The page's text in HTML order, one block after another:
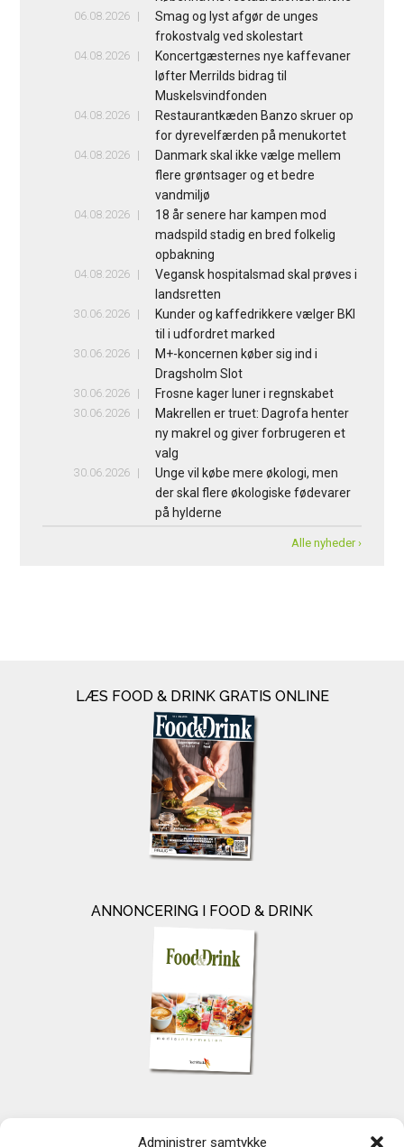
Administrer samtykke
06.08.2026
Smag og lyst afgør de unges
frokostvalg ved skolestart
04.08.2026
Koncertgæsternes nye kaffevaner
løfter Merrilds bidrag til
Muskelsvindfonden
04.08.2026
Restaurantkæden Banzo skruer op
for dyrevelfærden på menukortet
04.08.2026
Danmark skal ikke vælge mellem
flere grøntsager og et bedre
vandmiljø
04.08.2026
18 år senere har kampen mod
madspild stadig en bred folkelig
opbakning
04.08.2026
Vegansk hospitalsmad skal prøves i
landsretten
30.06.2026
Kunder og kaffedrikkere vælger BKI
til i udfordret marked
30.06.2026
M+-koncernen køber sig ind i
Dragsholm Slot
30.06.2026 Frosne kager luner i regnskabet
30.06.2026
Makrellen er truet: Dagrofa henter
ny makrel og giver forbrugeren et
valg
30.06.2026
Unge vil købe mere økologi, men
der skal flere økologiske fødevarer
på hylderne
Alle nyheder ›
LÆS FOOD & DRINK GRATIS ONLINE
ANNONCERING I FOOD & DRINK